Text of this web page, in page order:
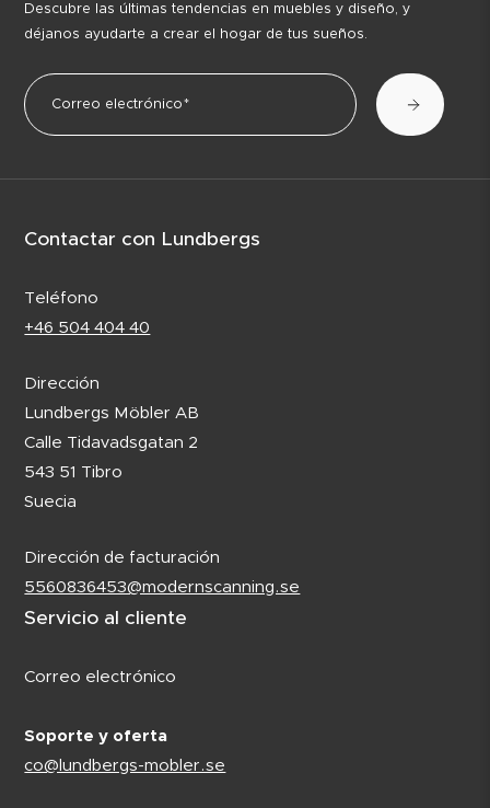
Descubre las últimas tendencias en muebles y diseño, y
déjanos ayudarte a crear el hogar de tus sueños.
Contactar con Lundbergs
Teléfono
+46 504 404 40
Dirección
Lundbergs Möbler AB
Calle Tidavadsgatan 2
543 51 Tibro
Suecia
Dirección de facturación
5560836453@modernscanning.se
Servicio al cliente
Correo electrónico
Soporte y oferta
co@lundbergs-mobler.se